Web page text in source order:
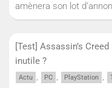
amènera son lot
[Test] Assassin’s
inutile ?
Actu PC PlayStation